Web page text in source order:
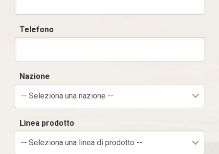
Telefono
Nazione
-- Seleziona una nazione --
Linea prodotto
-- Seleziona una linea di prodotto --